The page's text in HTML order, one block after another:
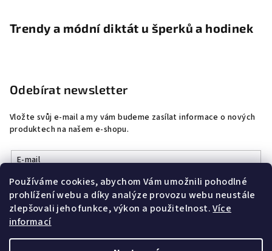
Používáme cookies, abychom Vám umožnili pohodlné
prohlížení webu a díky analýze provozu webu neustále
zlepšovali jeho funkce, výkon a použitelnost.Více
informací
Trendy a módní diktát u šperků a hodinek
Odebírat newsletter
Vložte svůj e-mail a my vám budeme zasílat informace o nových
produktech na našem e-shopu.
E-mail
Vložením e-mailu souhlasíte spodmínkami ochrany osobních
údajů
Přihlásit se